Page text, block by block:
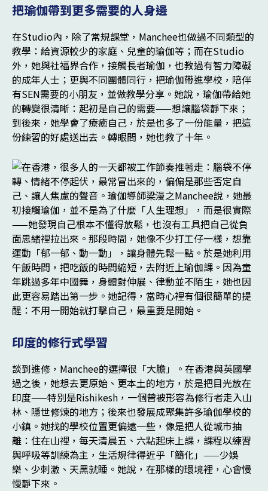
把瑜伽帶到更多需要的人身邊
在Studio內，除了常規課堂，Manchee也做過不同類型的
教學：給資源較少的家庭、兒童的瑜伽等；而在Studio
外，她與社福界合作，接觸長者瑜伽，也教過有智力障礙
的成年人士；更與不同團體同行，把瑜伽帶進學校，陪伴
有SEN需要的小朋友，並做教學分享。她說，瑜伽帶給她
的轉變很清晰：起初是自己的需要——想讓腦袋靜下來；
到後來，她學會了療癒自己，於是也多了一份能量，把這
份練習的好處送出去。轉眼間，她也教了十年。
印度的修行式學習
談到進修，Manchee的選擇很「大膽」。在香港與英國學
過之後，她想去更原始、更本土的地方，於是把目光放在
印度——特別是Rishikesh，一個曾被形容為修行者走入山
林、隱世修煉的地方；後來也發展成聚集許多瑜伽學校的
小鎮。她找的學校位置更偏遠一些，像是把人從城市抽
離：住在山裡，每天清晨五、六點起床上課，課程以練習
與呼吸等訓練為主，生活規律得近乎「簡化」——少娛
樂、少刺激、天黑就睡。她說，在那樣的環境裡，心會慢
慢靜下來。